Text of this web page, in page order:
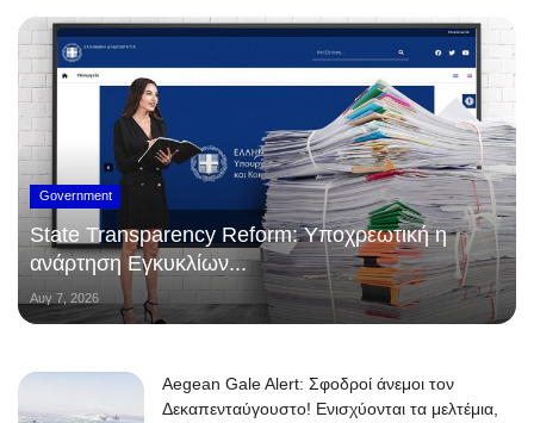
Government
State Transparency Reform: Υποχρεωτική η
ανάρτηση Εγκυκλίων...
Αυγ 7, 2026
Aegean Gale Alert: Σφοδροί άνεμοι τον
Δεκαπενταύγουστο! Ενισχύονται τα μελτέμια,